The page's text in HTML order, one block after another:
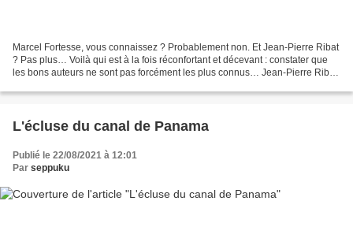
Marcel Fortesse, vous connaissez ? Probablement non. Et Jean-Pierre Ribat
? Pas plus… Voilà qui est à la fois réconfortant et décevant : constater que
les bons auteurs ne sont pas forcément les plus connus… Jean-Pierre Ribat,
L'écluse du canal de Panama
Publié le 22/08/2021 à 12:01
Par seppuku